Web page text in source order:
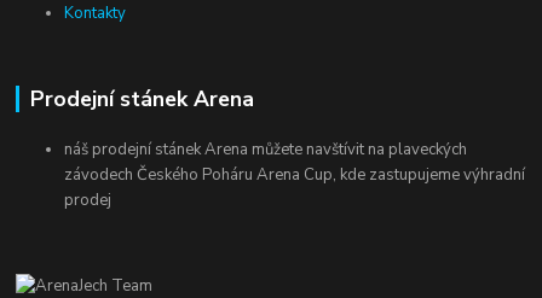
Kontakty
Prodejní stánek Arena
náš prodejní stánek Arena můžete navštívit na plaveckých
závodech Českého Poháru Arena Cup, kde zastupujeme výhradní
prodej